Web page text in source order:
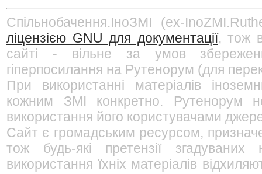
Спільнобачення.ІноЗМІ (ex-
ліцензією GNU для документації, тож
сайті - вільне за умов
гіперпосилання на Рутенорум (для
При використанні матеріалів
кожним ЗМІ конкретно. Рутенорум
використання його користувачами
Сайт є громадським ресурсом,
тож будь-які претензії
використання їхніх матеріалів